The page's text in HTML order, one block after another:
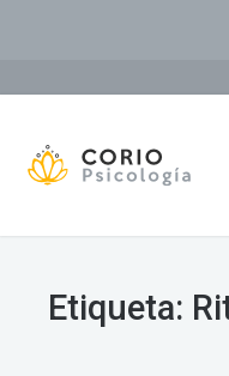
Etiqueta: